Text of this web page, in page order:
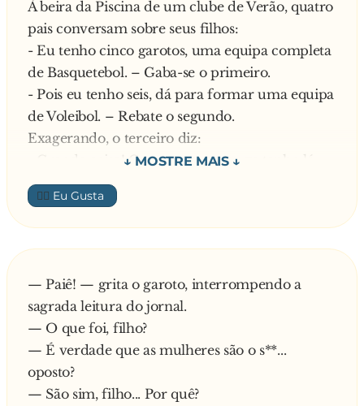
À beira da Piscina de um clube de Verão, quatro
pais conversam sobre seus filhos:
- Eu tenho cinco garotos, uma equipa completa
de Basquetebol. – Gaba-se o primeiro.
- Pois eu tenho seis, dá para formar uma equipa
de Voleibol. – Rebate o segundo.
Exagerando, o terceiro diz:
- Grande coisa! Com os onze que eu tenho lá
em casa, formo uma equipa de Futebol.
Ao não ouvirem nada do último, um deles
volta-se para o quarto homem e pergunta:
- Então e tu, quantos filhos tens?
- Filhos?! Filhos nenhum… Mas mulheres tenho
dezoito, um campo de golfe oficial!
👍🏼
— Paiê! — grita o garoto, interrompendo a
sagrada leitura do jornal.
— O que foi, filho?
— É verdade que as mulheres são o s**...
oposto?
— São sim, filho... Por quê?